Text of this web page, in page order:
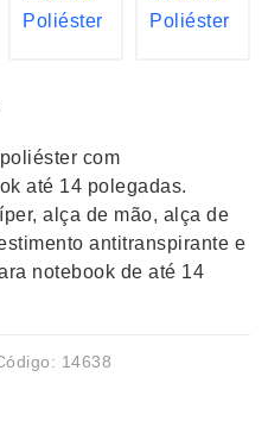
com
até 14 polegadas.
alça de mão, alça de
antitranspirante e
notebook de até 14
14638